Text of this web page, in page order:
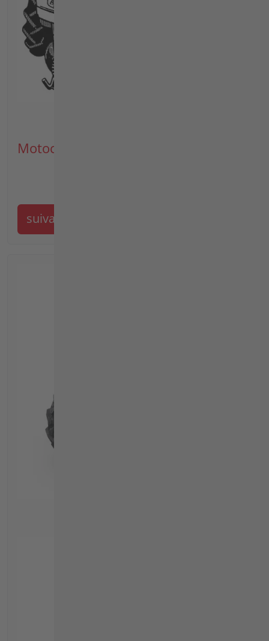
Motoculteur
suivant